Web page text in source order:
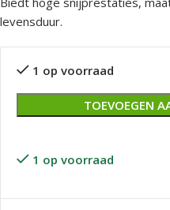
levensduur.
1 op voorraad
TOEVOEGEN
1 op voorraad